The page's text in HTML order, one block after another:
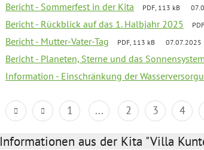
Bericht - Sommerfest in der Kita PDF, 113 kB
Bericht - Rückblick auf das 1. Halbjahr 2025
Bericht - Mutter-Vater-Tag PDF, 113 kB 07.07.2025
Bericht - Planeten, Sterne und das Sonnensystem
Information - Einschränkung der
1 ... 2 3 4
Informationen aus der Kita "Villa